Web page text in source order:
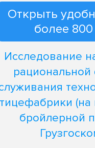
Открыть
более
Исследование
рациональной
бройлерной